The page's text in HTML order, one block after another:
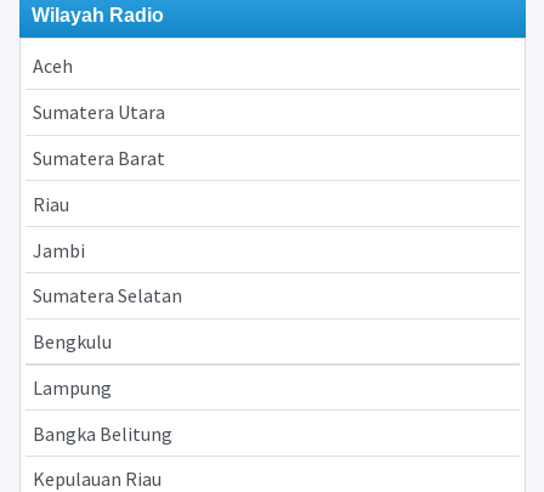
Wilayah Radio
Aceh
Sumatera Utara
Sumatera Barat
Riau
Jambi
Sumatera Selatan
Bengkulu
Lampung
Bangka Belitung
Kepulauan Riau